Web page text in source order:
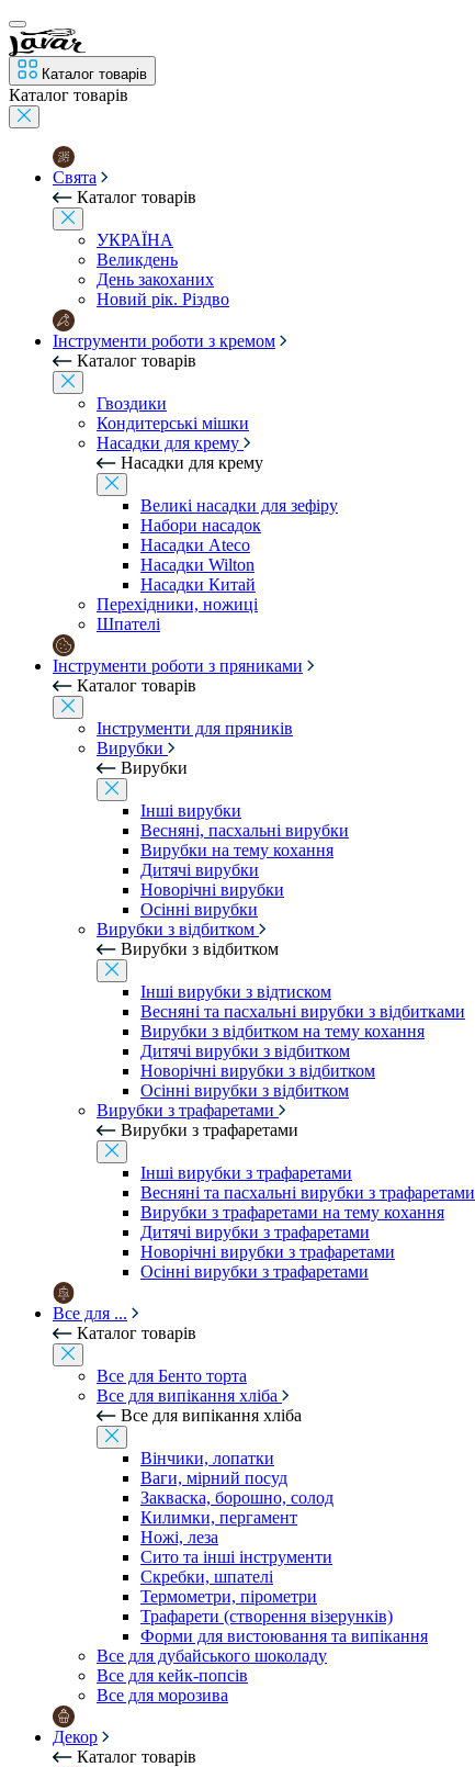
Каталог товарів
Каталог товарів
Свята
Каталог товарів
УКРАЇНА
Великдень
День закоханих
Новий рік. Різдво
Інструменти роботи з кремом
Каталог товарів
Гвоздики
Кондитерські мішки
Насадки для крему
Насадки для крему
Великі насадки для зефіру
Набори насадок
Насадки Ateco
Насадки Wilton
Насадки Китай
Перехідники, ножиці
Шпателі
Інструменти роботи з пряниками
Каталог товарів
Інструменти для пряників
Вирубки
Вирубки
Інші вирубки
Весняні, пасхальні вирубки
Вирубки на тему кохання
Дитячі вирубки
Новорічні вирубки
Осінні вирубки
Вирубки з відбитком
Вирубки з відбитком
Інші вирубки з відтиском
Весняні та пасхальні вирубки з відбитками
Вирубки з відбитком на тему кохання
Дитячі вирубки з відбитком
Новорічні вирубки з відбитком
Осінні вирубки з відбитком
Вирубки з трафаретами
Вирубки з трафаретами
Інші вирубки з трафаретами
Весняні та пасхальні вирубки з трафаретами
Вирубки з трафаретами на тему кохання
Дитячі вирубки з трафаретами
Новорічні вирубки з трафаретами
Осінні вирубки з трафаретами
Все для ...
Каталог товарів
Все для Бенто торта
Все для випікання хліба
Все для випікання хліба
Вінчики, лопатки
Ваги, мірний посуд
Закваска, борошно, солод
Килимки, пергамент
Ножі, леза
Сито та інші інструменти
Скребки, шпателі
Термометри, пірометри
Трафарети (створення візерунків)
Форми для вистоювання та випікання
Все для дубайського шоколаду
Все для кейк-попсів
Все для морозива
Декор
Каталог товарів